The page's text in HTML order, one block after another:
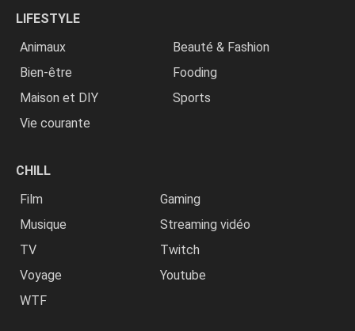
LIFESTYLE
Animaux
Beauté & Fashion
Bien-être
Fooding
Maison et DIY
Sports
Vie courante
CHILL
Film
Gaming
Musique
Streaming vidéo
TV
Twitch
Voyage
Youtube
WTF